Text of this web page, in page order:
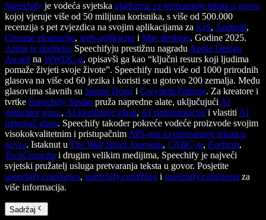
Speechify je vodeća svjetska platforma za pretvaranje teksta u govor
kojoj vjeruje više od 50 milijuna korisnika, s više od 500.000
recenzija s pet zvjezdica na svojim aplikacijama za iOS, Android,
Chrome ekstenziju, web-aplikaciju i Mac desktop. Godine 2025.
Apple je dodijelio Speechifyju prestižnu nagradu Apple Design
Award na WWDC-u, opisavši ga kao “ključni resurs koji ljudima
pomaže živjeti svoje živote”. Speechify nudi više od 1000 prirodnih
glasova na više od 60 jezika i koristi se u gotovo 200 zemalja. Među
glasovima slavnih su Snoop Dogg i Gwyneth Paltrow. Za kreatore i
tvrtke Speechify Studio pruža napredne alate, uključujući AI
generator glasa, AI kloniranje glasa, AI sinkronizaciju i vlastiti AI
mijenjač glasa. Speechify također pokreće vodeće proizvode svojim
visokokvalitetnim i pristupačnim API-jem za pretvaranje teksta u
govor. Istaknut u The Wall Street Journalu, CNBC-ju, Forbesu,
TechCrunchu i drugim velikim medijima, Speechify je najveći
svjetski pružatelj usluga pretvaranja teksta u govor. Posjetite
speechify.com/news, speechify.com/blog i speechify.com/press za
više informacija.
Sadržaj